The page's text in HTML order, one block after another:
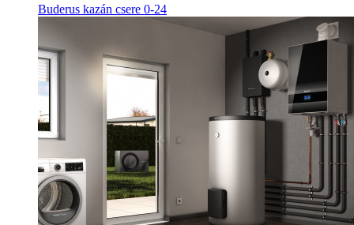
Buderus kazán csere 0-24